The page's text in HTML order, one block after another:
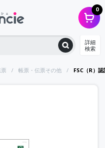
0
詳細
検索
帳票・伝票その他 FSC（R）